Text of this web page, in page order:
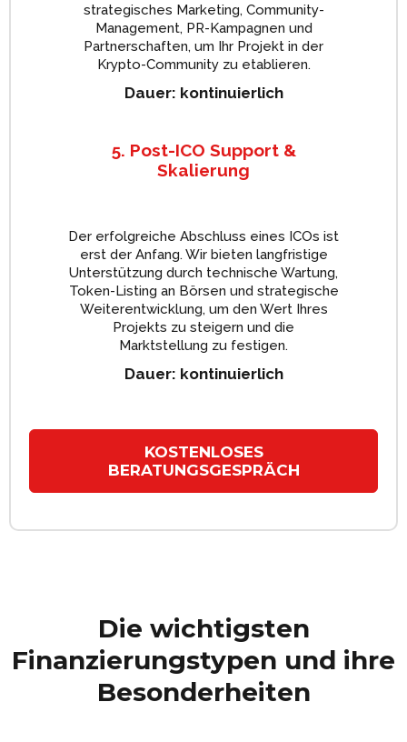
strategisches Marketing, Community-
Management, PR-Kampagnen und
Partnerschaften, um Ihr Projekt in der
Krypto-Community zu etablieren.
Dauer: kontinuierlich
5. Post-ICO Support &
Skalierung
Der erfolgreiche Abschluss eines ICOs ist
erst der Anfang. Wir bieten langfristige
Unterstützung durch technische Wartung,
Token-Listing an Börsen und strategische
Weiterentwicklung, um den Wert Ihres
Projekts zu steigern und die
Marktstellung zu festigen.
Dauer: kontinuierlich
KOSTENLOSES
BERATUNGSGESPRÄCH
Die wichtigsten
Finanzierungstypen und ihre
Besonderheiten